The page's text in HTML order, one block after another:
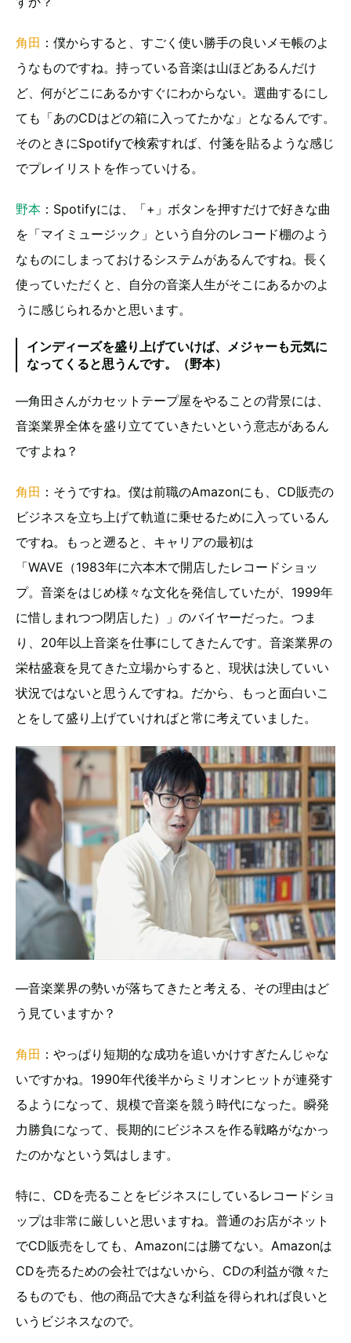
角田 ：僕からすると、すごく使い勝手の良いメモ帳のよ
うなものですね。持っている音楽は山ほどあるんだけ
ど、何がどこにあるかすぐにわからない。選曲するにし
ても「あのCDはどの箱に入ってたかな」となるんです。
そのときにSpotifyで検索すれば、付箋を貼るような感じ
でプレイリストを作っていける。
野本 ：Spotifyには、「+」ボタンを押すだけで好きな曲
を「マイミュージック」という自分のレコード棚のよう
なものにしまっておけるシステムがあるんですね。長く
使っていただくと、自分の音楽人生がそこにあるかのよ
うに感じられるかと思います。
インディーズを盛り上げていけば、メジャーも元気に
なってくると思うんです。（野本）
―角田さんがカセットテープ屋をやることの背景には、
音楽業界全体を盛り立てていきたいという意志があるん
ですよね？
角田 ：そうですね。僕は前職のAmazonにも、CD販売の
ビジネスを立ち上げて軌道に乗せるために入っているん
ですね。もっと遡ると、キャリアの最初は
「WAVE（1983年に六本木で開店したレコードショッ
プ。音楽をはじめ様々な文化を発信していたが、1999年
に惜しまれつつ閉店した）」のバイヤーだった。つま
り、20年以上音楽を仕事にしてきたんです。音楽業界の
栄枯盛衰を見てきた立場からすると、現状は決していい
状況ではないと思うんですね。だから、もっと面白いこ
とをして盛り上げていければと常に考えていました。
―音楽業界の勢いが落ちてきたと考える、その理由はど
う見ていますか？
角田 ：やっぱり短期的な成功を追いかけすぎたんじゃな
いですかね。1990年代後半からミリオンヒットが連発す
るようになって、規模で音楽を競う時代になった。瞬発
力勝負になって、長期的にビジネスを作る戦略がなかっ
たのかなという気はします。
特に、CDを売ることをビジネスにしているレコードショ
ップは非常に厳しいと思いますね。普通のお店がネット
でCD販売をしても、Amazonには勝てない。Amazonは
CDを売るための会社ではないから、CDの利益が微々た
るものでも、他の商品で大きな利益を得られれば良いと
いうビジネスなので。